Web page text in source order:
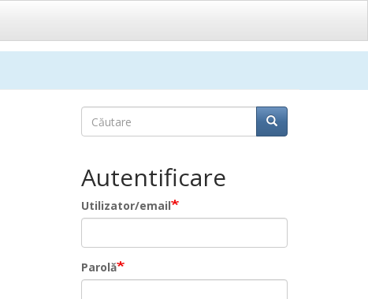
Căutare
Căutare Căutare
Autentificare
Utilizator/email
Parolă